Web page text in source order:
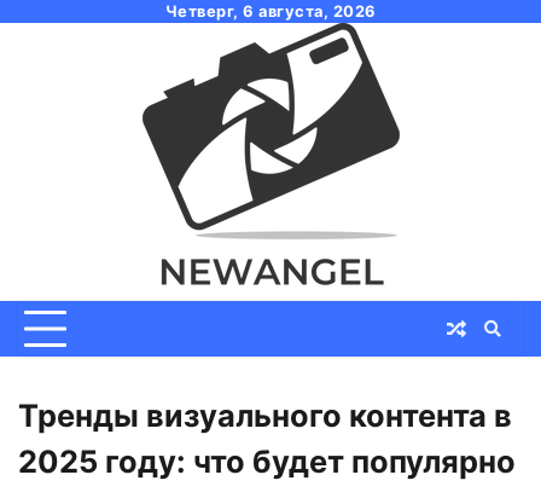
Четверг, 6 августа, 2026
Тренды визуального контента в
2025 году: что будет популярно